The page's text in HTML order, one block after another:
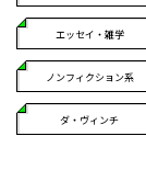
エッセイ・雑学
ノンフィクション系
ダ・ヴィンチ